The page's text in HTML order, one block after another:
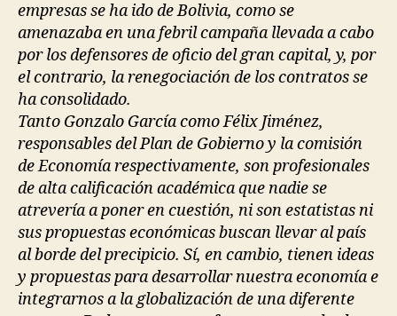
empresas se ha ido de Bolivia, como se
amenazaba en una febril campaña llevada a cabo
por los defensores de oficio del gran capital, y, por
el contrario, la renegociación de los contratos se
ha consolidado.
Tanto Gonzalo García como Félix Jiménez,
responsables del Plan de Gobierno y la comisión
de Economía respectivamente, son profesionales
de alta calificación académica que nadie se
atrevería a poner en cuestión, ni son estatistas ni
sus propuestas económicas buscan llevar al país
al borde del precipicio. Sí, en cambio, tienen ideas
y propuestas para desarrollar nuestra economía e
integrarnos a la globalización de una diferente